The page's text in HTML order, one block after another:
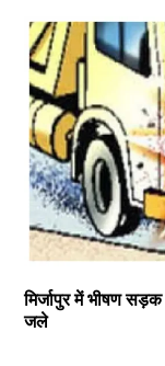
मिर्जापुर में भीषण
जले